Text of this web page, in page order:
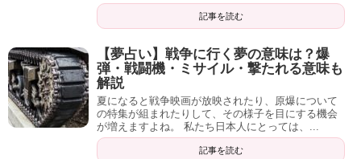
記事を読む
【夢占い】戦争に行く夢の意味は？爆
弾・戦闘機・ミサイル・撃たれる意味も
解説
夏になると戦争映画が放映されたり、原爆について
の特集が組まれたりして、その様子を目にする機会
が増えますよね。 私たち日本人にとっては、...
記事を読む